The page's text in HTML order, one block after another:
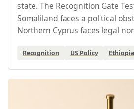
state. The Recognition Gate
Somaliland faces a political
Northern Cyprus faces legal
Recognition US Policy Ethiopia